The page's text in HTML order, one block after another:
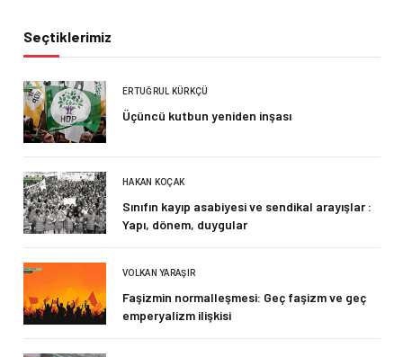
Seçtiklerimiz
ERTUĞRUL KÜRKÇÜ
Üçüncü kutbun yeniden inşası
HAKAN KOÇAK
Sınıfın kayıp asabiyesi ve sendikal arayışlar :
Yapı, dönem, duygular
VOLKAN YARAŞIR
Faşizmin normalleşmesi: Geç faşizm ve geç
emperyalizm ilişkisi